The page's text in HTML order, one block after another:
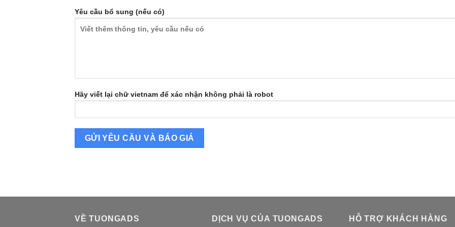
Yêu cầu bổ sung (nếu có)
Hãy viết lại chữ vietnam để xác nhận không phải là robot
VỀ TUONGADS DỊCH VỤ CỦA TUONGADS HỖ TRỢ KHÁCH HÀNG